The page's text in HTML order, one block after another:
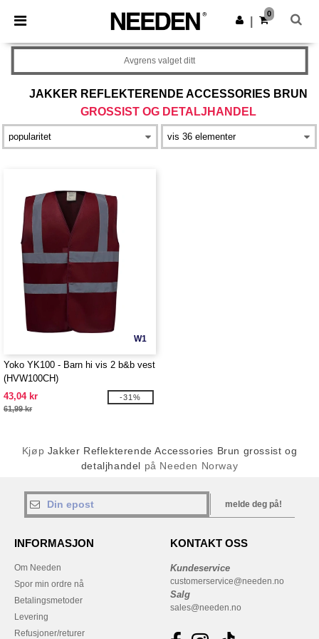
× Needen-app
Bedre priser i appen!
Last ned app
0
JAKKER REFLEKTERENDE ACCESSORIES BRUN
GROSSIST OG DETALJHANDEL
Avgrens valget ditt
W1
Yoko YK100 - Barn hi vis 2 b&b vest
(HVW100CH)
43,04 kr
61,99 kr
-31%
Kjøp Jakker Reflekterende Accessories Brun grossist og
detaljhandel på Needen Norway
melde deg på!
INFORMASJON
Om Needen
Spor min ordre nå
Betalingsmetoder
Levering
Refusjoner/returer
KONTAKT OSS
Kundeservice
customerservice@needen.no
Salg
sales@needen.no